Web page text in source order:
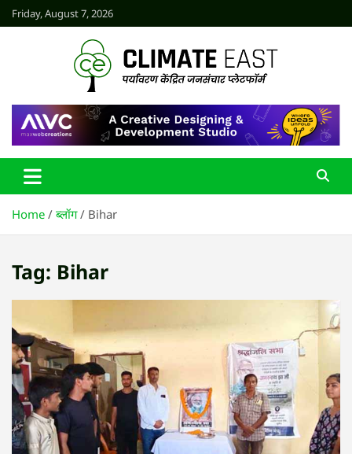
Skip
to
Friday, August 7, 2026
CLIMATE EAST
Home ब्लॉग Bihar
Tag: Bihar